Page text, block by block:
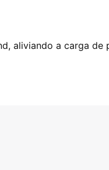
aliviando a carga de